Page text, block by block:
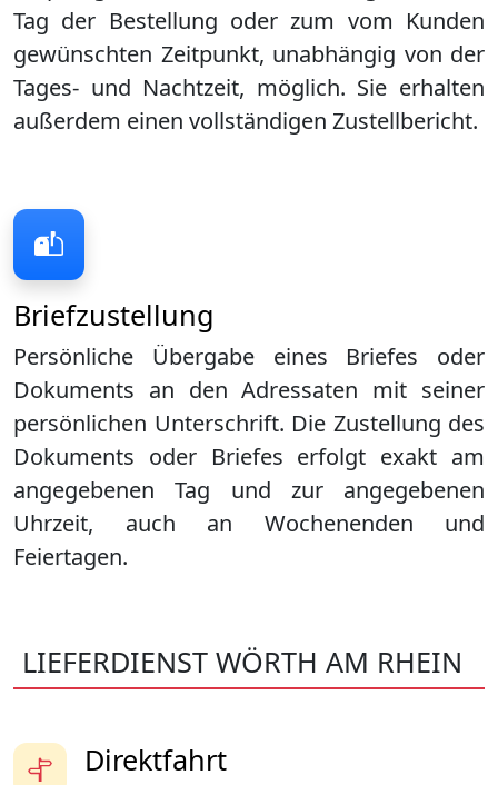
Briefzustellung
Persönliche Übergabe eines Briefes oder
Dokuments an den Adressaten mit seiner
persönlichen Unterschrift. Die Zustellung des
Dokuments oder Briefes erfolgt exakt am
angegebenen Tag und zur angegebenen
Uhrzeit, auch an Wochenenden und
Feiertagen.
Tag der Bestellung oder zum vom Kunden
gewünschten Zeitpunkt, unabhängig von der
Tages- und Nachtzeit, möglich. Sie erhalten
außerdem einen vollständigen Zustellbericht.
LIEFERDIENST WÖRTH AM RHEIN
Direktfahrt